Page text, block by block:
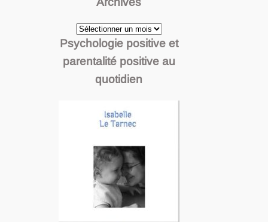
Archives
Psychologie positive et
parentalité positive au
quotidien